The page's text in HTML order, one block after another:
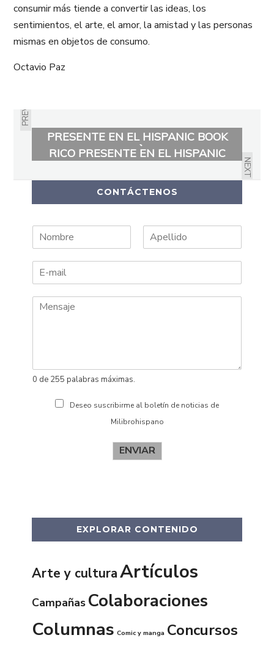
consumir más tiende a convertir las ideas, los
sentimientos, el arte, el amor, la amistad y las personas
mismas en objetos de consumo.
Octavio Paz
PREVIOUS
PRESENTE EN EL HISPANIC BOOK
FAIR 2018
NEXT
NORA CRUZ ROQUE DE PUERTO
RICO PRESENTE EN EL HISPANIC
BOOK FAIR 2018
CONTÁCTENOS
o
b
p
l
0 de 255 palabras máximas.
Deseo suscribirme al boletín de noticias de
Milibrohispano
ENVIAR
EXPLORAR CONTENIDO
Arte y culturaArtículos
Campañas Colaboraciones
Columnas Comic y manga Concursos